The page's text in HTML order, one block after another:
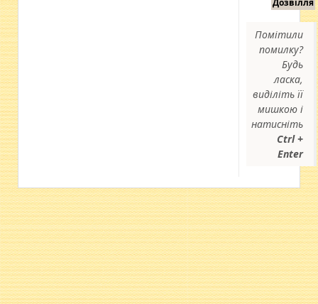
Дозвілля
Помітили
помилку?
Будь
ласка,
виділіть її
мишкою і
натисніть
Ctrl +
Enter